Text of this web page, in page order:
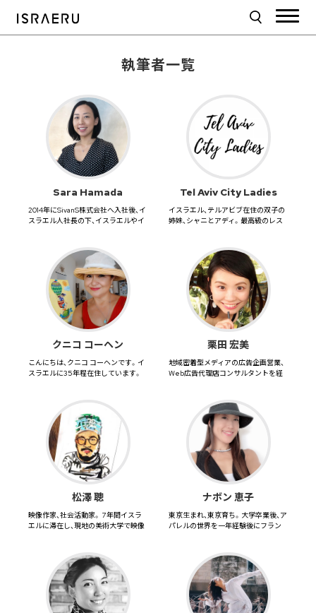
執筆者一覧
Sara Hamada
2014年にSivanS株式会社へ入社後、イ
スラエル人社長の下、イスラエルやイ
Tel Aviv City Ladies
イスラエル、テルアビブ在住の双子の
姉妹、シャニとアディ。最高級のレス
クニコ コーヘン
こんにちは、クニコ コーヘンです。イ
スラエルに35年程在住しています。
栗田 宏美
地域密着型メディアの広告企画営業、
Web広告代理店コンサルタントを経
松澤 聰
映像作家、社会活動家。 7年間イスラ
エルに滞在し、現地の美術大学で映像
ナボン 恵子
東京生まれ、東京育ち。大学卒業後、ア
パレルの世界を一年経験後にフラン